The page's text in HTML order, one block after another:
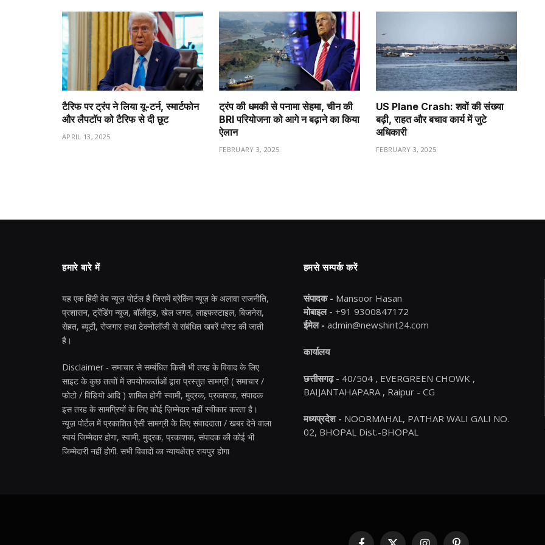
टैरिफ पर ट्रंप ने लिया यू-टर्न, स्मार्टफोन
और लैपटॉप को टैरिफ से दी छूट
APRIL 13, 2025
ट्रंप की धमकी से पनामा सेहमा, चीन की
BRI परियोजना को आगे न बढ़ाने का किया
ऐलान
FEBRUARY 3, 2025
US Plane Crash: शवों की संख्या
बढ़ी, राहत और बचाव कार्य में जुटे
अधिकारी
FEBRUARY 3, 2025
हमारे बारे में
यह एक हिंदी वेब न्यूज़ पोर्टल है जिसमें ब्रेकिंग न्यूज़ के अलावा राजनीति,
प्रशासन, ट्रेंडिंग न्यूज, बॉलीवुड, खेल जगत, लाइफस्टाइल, बिजनेस,
सेहत, ब्यूटी, रोजगार तथा टेक्नोलॉजी से संबंधित खबरें पोस्ट की जाती
है।
Disclaimer - समाचार से सम्बंधित किसी भी तरह के विवाद के लिए
साइट के कुछ तत्वों में उपयोगकर्ताओं द्वारा प्रस्तुत सामग्री ( समाचार /
फोटो / विडियो आदि ) शामिल होगी स्वामी, मुद्रक, प्रकाशक, संपादक
इस तरह के सामग्रियों के लिए कोई ज़िम्मेदार नहीं स्वीकार करता है।
न्यूज़ पोर्टल में प्रकाशित ऐसी सामग्री के लिए संवाददाता / खबर देने वाला
स्वयं जिम्मेदार होगा, स्वामी, मुद्रक, प्रकाशक, संपादक की कोई भी
जिम्मेदारी नहीं होगी. सभी विवादों का न्यायक्षेत्र रायपुर होगा
हमसे सम्पर्क करें
संपादक - Mansoor Hasan
मोबाइल - +91 9300847172
ईमेल - admin@newshint24.com
कार्यालय
छत्तीसगढ़ - 40/504 , EVERGREEN CHOWK ,
BAIJANTAHAPARA , Raipur - CG
मध्यप्रदेश - NOORMAHAL, PATHAR WALI GALI NO.
02, BHOPAL Dist.-BHOPAL